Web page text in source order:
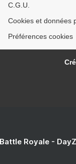
C.G.U.
Cookies et données
Préférences cookies
Royale - DayZ